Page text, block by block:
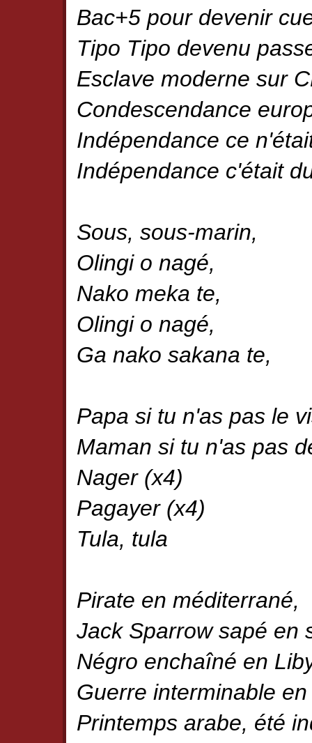
Bac+5 pour devenir
Tipo Tipo devenu
Esclave moderne sur
Condescendance
Indépendance ce
Indépendance c'était
Sous, sous-marin,
Olingi o nagé,
Nako meka te,
Olingi o nagé,
Ga nako sakana te,
Papa si tu n'as pas le
Maman si tu n'as pas
Nager (x4)
Pagayer (x4)
Tula, tula
Pirate en méditerrané,
Jack Sparrow sapé en
Négro enchaîné en
Guerre interminable
Printemps arabe, été